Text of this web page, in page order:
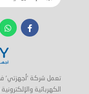
تعمل شركة 'أجهزتي' في
الكهربائية